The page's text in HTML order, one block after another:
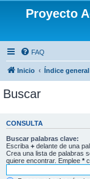
Proyecto
FAQ
Inicio Índice general
Buscar
CONSULTA
Buscar palabras clave:
Escriba + delante de una
Crea una lista de palabras
quiere encontrar. Emplee *